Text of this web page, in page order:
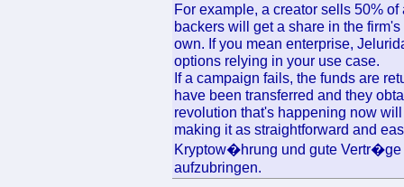
For example, a creator sells 50%
backers will get a share in the
own. If you mean enterprise,
options relying in your use case.
If a campaign fails, the funds are
have been transferred and they
revolution that's happening now
making it as straightforward and
Kryptow�hrung und gute
aufzubringen.